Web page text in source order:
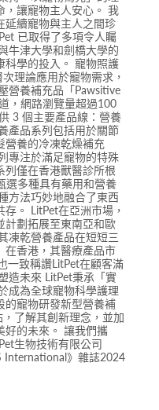
，讓寵物主人安心。 我
延續寵物與主人之間珍
已取得了多項令人矚
牛津大學和劍橋大學的
科學的投入。 寵物照護
理論應用於寵物需求，
營養補充品「Pawsitive
，網路瀏覽量超過100
3 個主要產品線：營養
產品系列包括用於關節
營養的冷凍乾燥補充
專注於滿足寵物的特殊
列僅在香港獸醫診所根
選多種具有藥用和營養
方法巧妙地融合了東西
。 LitPet在亞洲市場，
計劃拓展至東南亞和歐
凍乾營養產品在短短三
在香港，其醫療產品市
一致稱讚LitPet在顧客滿
造未來 LitPet秉承「實
成為全球寵物科學護理
的寵物研發新型營養補
了解其創新理念，並加
好的未來。 讓我們攜
生物技術有限公司
International》雜誌2024